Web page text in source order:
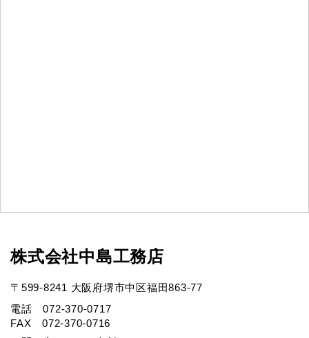
株式会社中島工務店
〒599-8241 大阪府堺市中区福田863-77
電話 072-370-0717
FAX 072-370-0716